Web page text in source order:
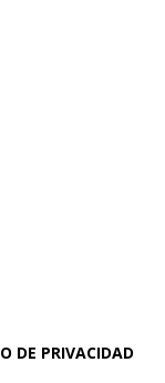
DE PRIVACIDAD